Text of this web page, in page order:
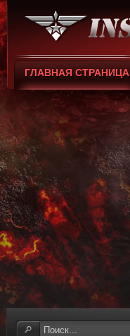
ГЛАВНАЯ СТРАНИЦА